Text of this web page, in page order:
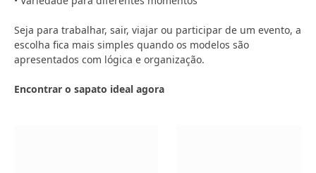
Seja para trabalhar, sair, viajar ou participar de um evento, a
escolha fica mais simples quando os modelos são
apresentados com lógica e organização.
Encontrar o sapato ideal agora